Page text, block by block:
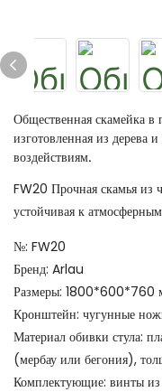
Общественная скамейка в
изготовленная из дерева
воздействиям.
FW20 Прочная скамья из
устойчивая к
№: FW20
Бренд: Arlau
Размеры: 1800*600*760
Кронштейн: чугунные
Материал обивки стула:
(мербау или бегония),
Комплектующие: винты